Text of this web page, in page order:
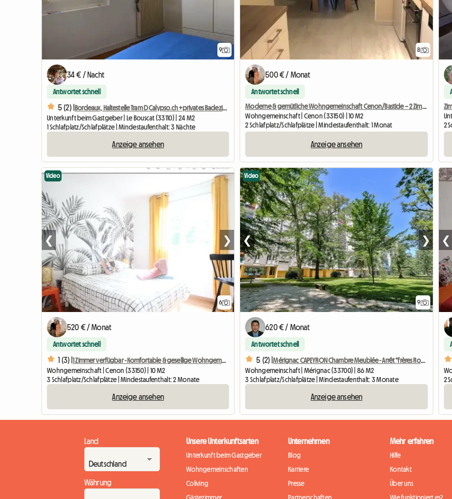
9
34 € / Nacht
Antwortet schnell
5 (2) |
Bordeaux, Haltestelle Tram D Calypso.ch+privates Badezimmer+WC
Unterkunft beim Gastgeber | Le Bouscat (33110) | 24 M2
1 Schlafplatz/Schlafplätze | Mindestaufenthalt: 3 Nächte
Anzeige ansehen
8
500 € / Monat
Antwortet schnell
Moderne & gemütliche Wohngemeinschaft Cenon/Bastide – 2 Zimmer verfügbar
Wohngemeinschaft | Cenon (33150) | 10 M2
2 Schlafplatz/Schlafplätze | Mindestaufenthalt: 1 Monat
Anzeige ansehen
2
6
Video
❮ ❯
520 € / Monat
Antwortet schnell
1 (3) |
1 Zimmer verfügbar - Komfortable & gesellige Wohngemeinschaft
Wohngemeinschaft | Cenon (33150) | 10 M2
3 Schlafplatz/Schlafplätze | Mindestaufenthalt: 2 Monate
Anzeige ansehen
9
Video
❮ ❯
620 € / Monat
Antwortet schnell
5 (2) |
Mérignac CAPEYRON Chambre Meublée - Arrêt "frères Robinson"
Wohngemeinschaft | Mérignac (33700) | 86 M2
3 Schlafplatz/Schlafplätze | Mindestaufenthalt: 3 Monate
Anzeige ansehen
❮
2
Land
Währung
Unsere Unterkunftsarten
Unterkunft beim Gastgeber
Wohngemeinschaften
Coliving
Gästezimmer
Unternehmen
Blog
Karriere
Presse
Partnerschaften
Mehr erfahren
Hilfe
Kontakt
Über uns
Wie funktioniert es?